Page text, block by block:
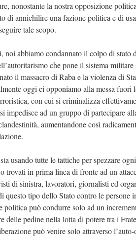
nonostante la nostra opposizione
di annichilire una fazione politica e di
tale scopo.
noi abbiamo condannato il colpo di stato
che pone il sistema
il massacro di Raba e la violenza di
oggi ci opponiamo alla messa
con cui si criminalizza
impedisce ad un gruppo di partecipare
aumentandone così
usando tutte le tattiche per spezzare
trovati in prima linea di fronte ad un
di sinistra, lavoratori, giornalisti ed
questo tipo dello Stato contro le persone
politica può condurre solo ad un
delle pedine nella lotta di potere tra i
può venire solo attraverso